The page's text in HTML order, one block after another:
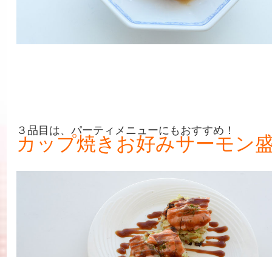
３品目は、パーティメニューにもおすすめ！
カップ焼きお好みサーモン